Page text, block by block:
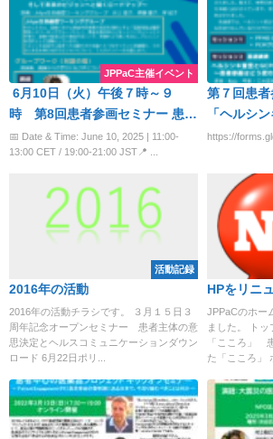
JPPaC主催イベント
6月10日（火）午後７時～９
時 第8回患者参画セミナー 患者
主体で考える研究倫理～ヘルシ
ンキ宣言から患者・市民の研究
ンへと続くロードマップ～
PEOF+ JPPaC & PFMD 8th PE
Seminar - Research Ethics
from a Patient-Centered
Perspective – A Roadmap
to the Declaration of Research
Ethics by Patients and
Citizens, and the Vision for
the Future
📅 Date & Time: June 10, 2025 | 11:00-
13:00 CET / 19:00-21:00 JST📍 ...
第７回患
「ヘルシ
ちが目指す
３月１０
時 オンラ
調講演は
GCPの改
者参画は
師：松山
学研究統
長、
リード） 参
加費無料
https://
活動記録
2016年の活動
2016年の活動チラシです。 ３月１５日３
周年記念オープンセミナー 患者主体の意
思決定とヘルスコミュニケーションダウン
ロード 6月22日ポリ...
HPをリニ
JPPaCのホー
ました。 トッ
「こころ」
た「こころ」